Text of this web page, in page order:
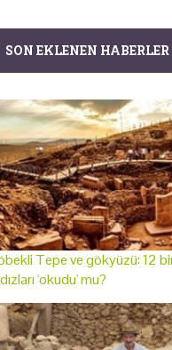
SON EKLENEN HABERLER
Tepe ve gökyüzü: 12
'okudu' mu?